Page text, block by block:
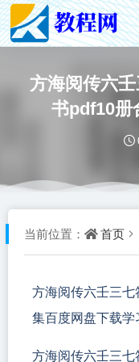
方海阅传六
书pdf10册
当前位置： 首页
方海阅传六壬三
集百度网盘下载学
方海阅传六壬三